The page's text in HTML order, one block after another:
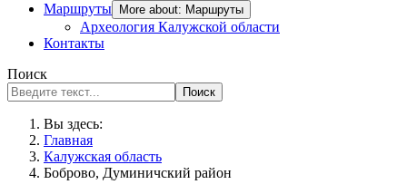
Маршруты
More about: Маршруты
Археология Калужской области
Контакты
Поиск
Поиск
Вы здесь:
Главная
Калужская область
Боброво, Думиничский район